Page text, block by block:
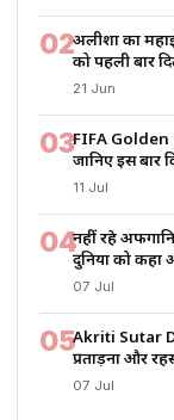
02अलीशा का
को पहली बार
21 Jun
03FIFA Golden
जानिए इस बार
11 Jul
04नहीं रहे
दुनिया को कहा
07 Jul
05Akriti Sutar
प्रताड़ना और
07 Jul